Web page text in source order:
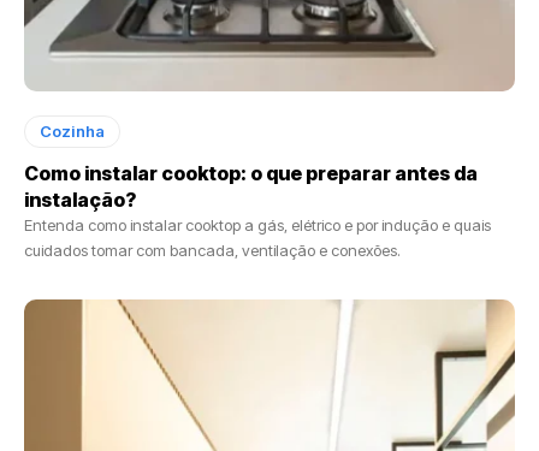
Cozinha
Como instalar cooktop: o que preparar antes da
instalação?
Entenda como instalar cooktop a gás, elétrico e por indução e quais
cuidados tomar com bancada, ventilação e conexões.